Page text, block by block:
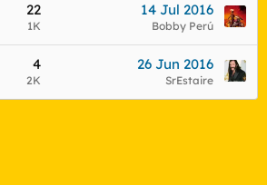
22
1K
14 Jul 2016
Bobby Perú
4
2K
26 Jun 2016
SrEstaire